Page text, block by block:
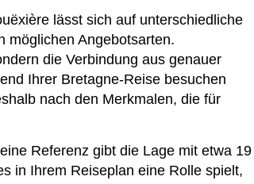
lässt sich auf unterschiedliche
möglichen Angebotsarten.
die Verbindung aus genauer
Ihrer Bretagne-Reise besuchen
nach den Merkmalen, die für
Referenz gibt die Lage mit etwa 19
in Ihrem Reiseplan eine Rolle spielt,